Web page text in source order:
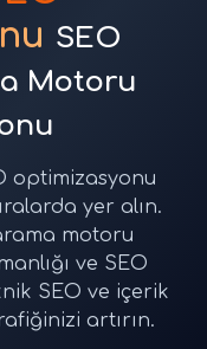
SEO
Motoru
optimizasyonu
yer alın.
motoru
ve SEO
SEO ve içerik
artırın.